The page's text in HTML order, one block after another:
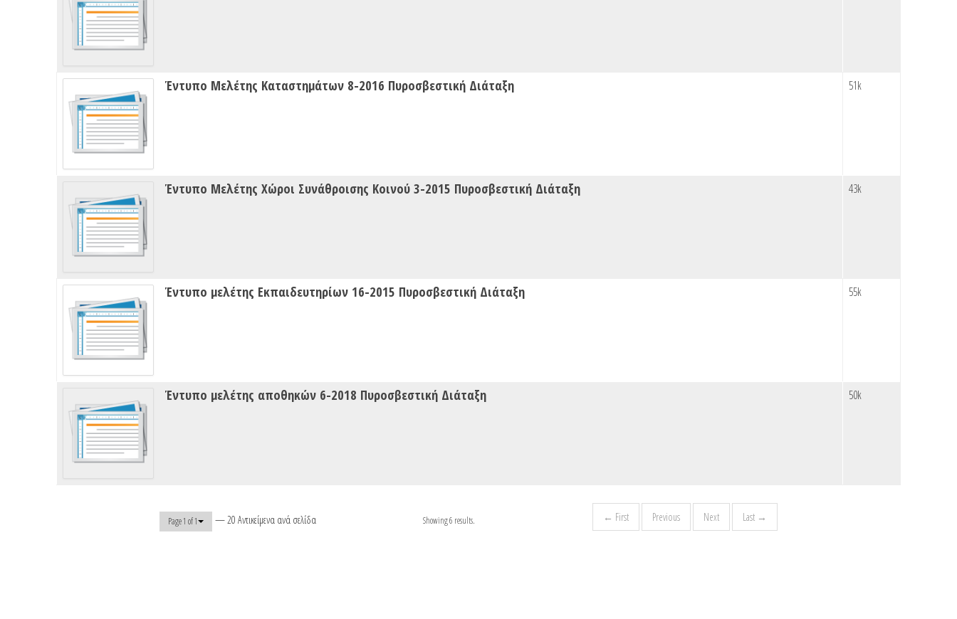
Έντυπο Μελέτης Καταστημάτων 8-2016 Πυροσβεστική Διάταξη 51k
Έντυπο Μελέτης Χώροι Συνάθροισης Κοινού 3-2015 Πυροσβεστική Διάταξη 43k
Έντυπο μελέτης Εκπαιδευτηρίων 16-2015 Πυροσβεστική Διάταξη 55k
Έντυπο μελέτης αποθηκών 6-2018 Πυροσβεστική Διάταξη 50k
Page 1 of 1 — 20 Αντικείμενα ανά σελίδα Showing 6 results. ← First Previous Next Last →